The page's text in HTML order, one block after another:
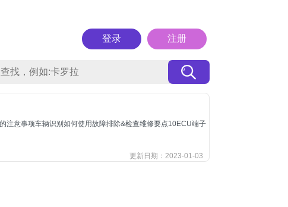
登录 注册
注意事项车辆识别如何使用故障排除&检查维修要点10ECU端子
更新日期：2023-01-03